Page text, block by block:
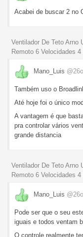
Acabei de buscar 2 no
Ventilador De Teto Arno
Remoto 6 Velocidades
Mano_Luis
Também uso o
Até hoje foi o único
A vantagem é que
pra controlar vários
grande distancia
Ventilador De Teto Arno
Remoto 6 Velocidades
Mano_Luis
Pode ser que o seu
iguais e todos ventam
O controle realmente